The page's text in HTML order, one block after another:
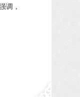
调，